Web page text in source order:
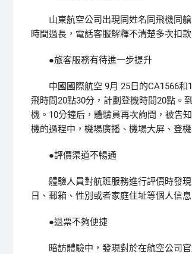
山東航空公司出現同姓名同飛機同艙
時間過長，電話客服解釋不清楚多次扣
●旅客服務有待進一步提升
中國國際航空 9月 25日的CA1566和
飛時間20點30分，計劃登機時間20點。
機。10分鐘后，體驗員再次詢問，被告
機的過程中，機場廣播、機場大屏、登
●評價渠道不暢通
體驗人員對航班服務進行評價時發現
日、郵箱、性別或者家庭住址等個人信息
●退票不夠便捷
暗訪體驗中，發現對於在航空公司官